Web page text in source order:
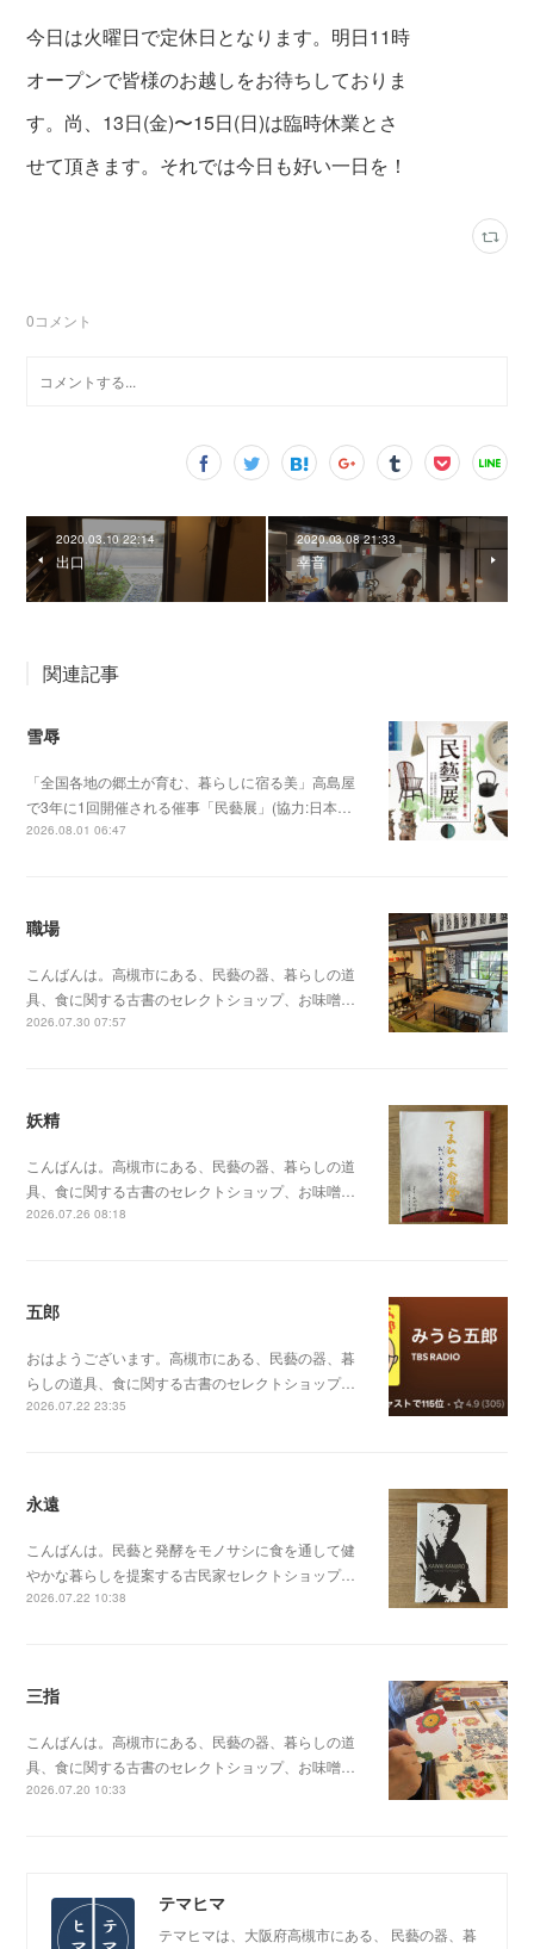
今日は火曜日で定休日となります。明日11時
オープンで皆様のお越しをお待ちしておりま
す。尚、13日(金)〜15日(日)は臨時休業とさ
せて頂きます。それでは今日も好い一日を！
0コメント
2020.03.10 22:14
出口
2020.03.08 21:33
幸音
関連記事
雪辱
「全国各地の郷土が育む、暮らしに宿る美」高島屋
で3年に1回開催される催事「民藝展」(協力:日本…
2026.08.01 06:47
職場
こんばんは。高槻市にある、民藝の器、暮らしの道
具、食に関する古書のセレクトショップ、お味噌…
2026.07.30 07:57
妖精
こんばんは。高槻市にある、民藝の器、暮らしの道
具、食に関する古書のセレクトショップ、お味噌…
2026.07.26 08:18
五郎
おはようございます。高槻市にある、民藝の器、暮
らしの道具、食に関する古書のセレクトショップ…
2026.07.22 23:35
永遠
こんばんは。民藝と発酵をモノサシに食を通して健
やかな暮らしを提案する古民家セレクトショップ…
2026.07.22 10:38
三指
こんばんは。高槻市にある、民藝の器、暮らしの道
具、食に関する古書のセレクトショップ、お味噌…
2026.07.20 10:33
テマヒマ
テマヒマは、大阪府高槻市にある、 民藝の器、暮